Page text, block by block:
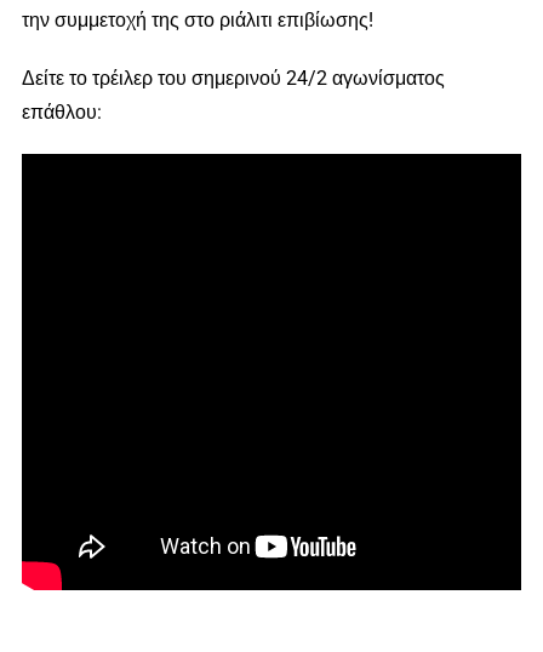
την συμμετοχή της στο ριάλιτι επιβίωσης!
Δείτε το τρέιλερ του σημερινού 24/2 αγωνίσματος
επάθλου: